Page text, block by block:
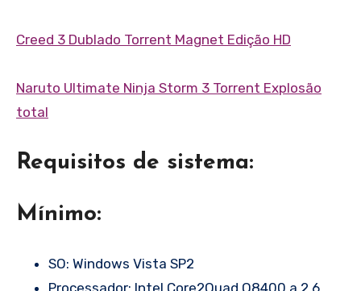
Creed 3 Dublado Torrent Magnet Edição HD
Naruto Ultimate Ninja Storm 3 Torrent Explosão
total
Requisitos de sistema:
Mínimo:
SO: Windows Vista SP2
Processador: Intel Core2Quad Q8400 a 2,6